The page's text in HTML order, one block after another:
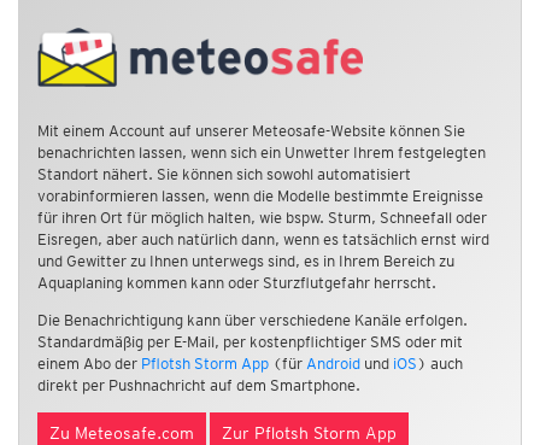
Mit einem Account auf unserer Meteosafe-Website können Sie
benachrichten lassen, wenn sich ein Unwetter Ihrem festgelegten
Standort nähert. Sie können sich sowohl automatisiert
vorabinformieren lassen, wenn die Modelle bestimmte Ereignisse
für ihren Ort für möglich halten, wie bspw. Sturm, Schneefall oder
Eisregen, aber auch natürlich dann, wenn es tatsächlich ernst wird
und Gewitter zu Ihnen unterwegs sind, es in Ihrem Bereich zu
Aquaplaning kommen kann oder Sturzflutgefahr herrscht.
Die Benachrichtigung kann über verschiedene Kanäle erfolgen.
Standardmäßig per E-Mail, per kostenpflichtiger SMS oder mit
einem Abo der Pflotsh Storm App (für Android und iOS ) auch
direkt per Pushnachricht auf dem Smartphone.
Zu Meteosafe.com Zur Pflotsh Storm App